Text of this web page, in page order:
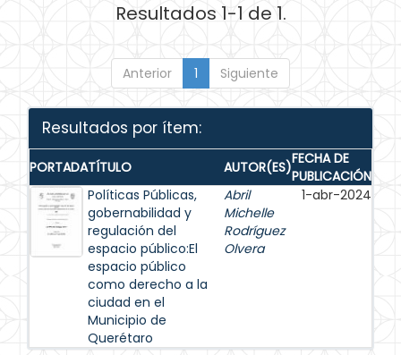
Resultados 1-1 de 1.
Anterior 1 Siguiente
Resultados por ítem:
PORTADATÍTULO AUTOR(ES)FECHA DE
PUBLICACIÓN
Políticas Públicas,
gobernabilidad y
regulación del
espacio público:El
espacio público
como derecho a la
ciudad en el
Municipio de
Querétaro
Abril
Michelle
Rodríguez
Olvera
1-abr-2024